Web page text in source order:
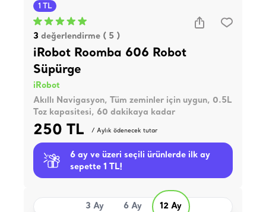
1 TL
3 değerlendirme ( 5 )
iRobot Roomba 606 Robot
Süpürge
iRobot
Akıllı Navigasyon, Tüm zeminler için uygun, 0.5L
Toz kapasitesi, 60 dakikaya kadar
250 TL / Aylık ödenecek tutar
6 ay ve üzeri seçili ürünlerde ilk ay
sepette 1 TL!
3 Ay 6 Ay 12 Ay